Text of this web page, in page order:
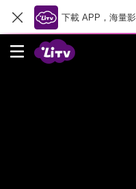
下載 APP，海量